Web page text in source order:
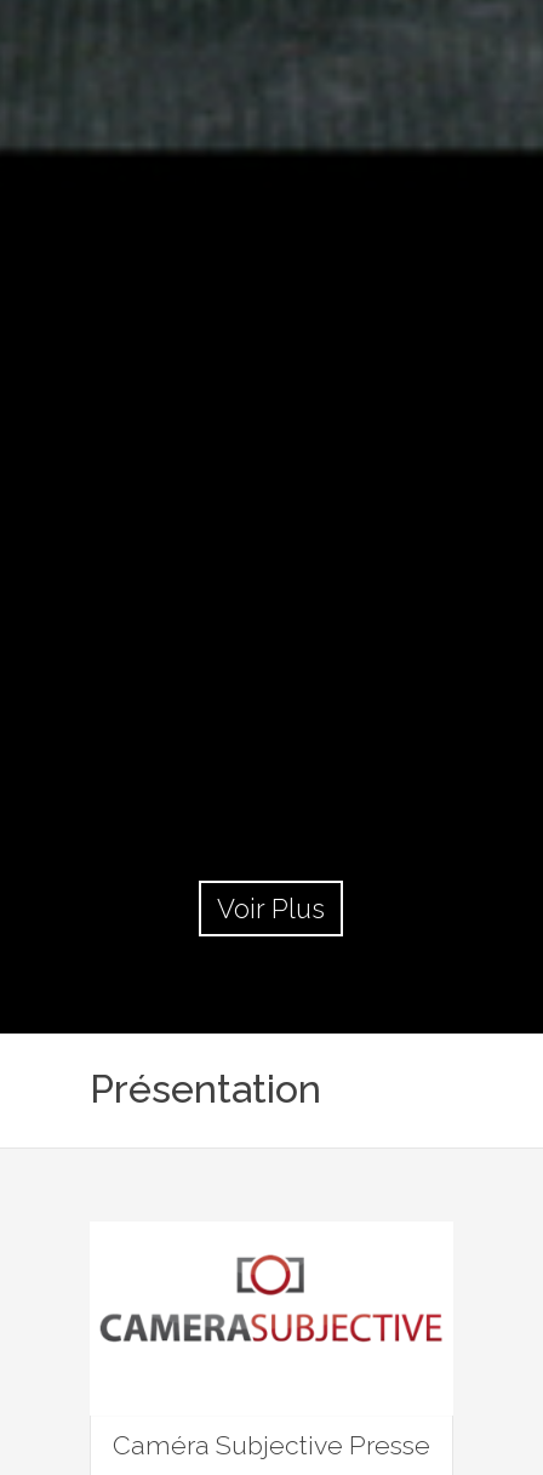
Voir Plus
Présentation
Caméra Subjective Presse